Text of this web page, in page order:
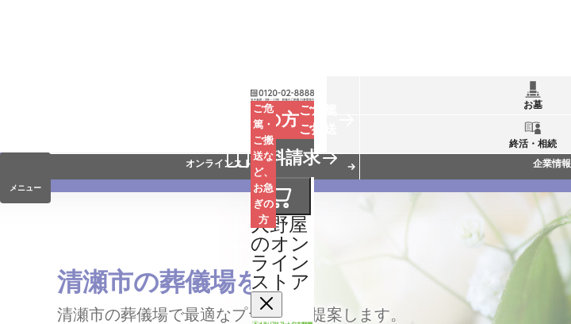
ご危
篤・
ご搬
送な
ど、
お急
ぎの
方
お急ぎの方ご危篤
ご搬送
資料請求
大野屋
のオン
ライン
ストア
メニュー
お墓
終活・相続
オンラインストア
企業情報
清瀬市の葬儀場を探す
清瀬市の葬儀場で最適なプランをご提案します。